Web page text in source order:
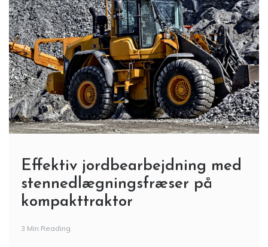
Effektiv jordbearbejdning med
stennedlægningsfræser på
kompakttraktor
3 Min Reading